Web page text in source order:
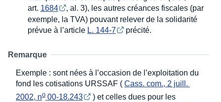
art. 1684
, al. 3), les autres créances fiscales (par
exemple, la TVA) pouvant relever de la solidarité
prévue à l’article L. 144-7 précité.
Remarque
Exemple : sont nées à l’occasion de l’exploitation du
fond les cotisations URSSAF ( Cass. com., 2 juill.
2002, no 00-18.243
) et celles dues pour les